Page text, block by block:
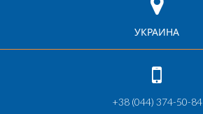
УКРАИНА
+38 (044) 374-50-84